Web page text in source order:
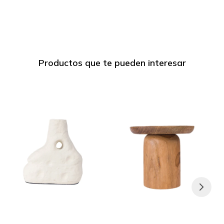
Productos que te pueden interesar